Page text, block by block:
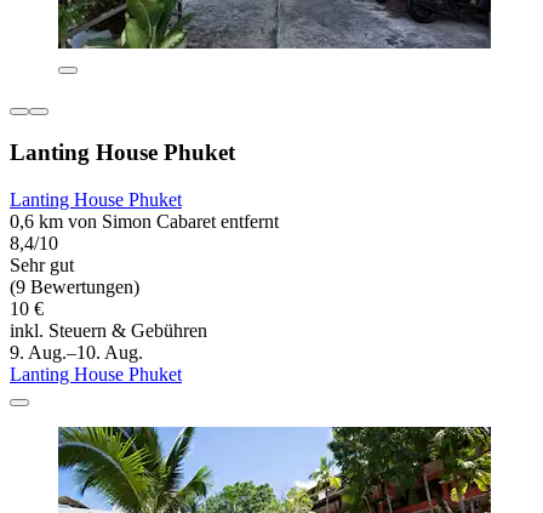
Lanting House Phuket
Lanting House Phuket
0,6 km von Simon Cabaret entfernt
8,4/10
Sehr gut
(9 Bewertungen)
10 €
inkl. Steuern & Gebühren
9. Aug.–10. Aug.
Lanting House Phuket